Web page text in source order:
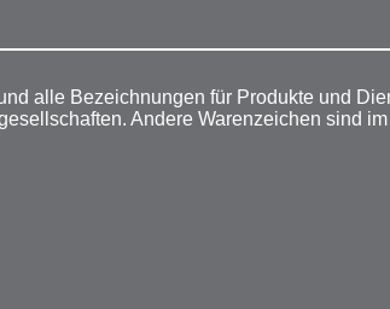
alle Bezeichnungen für Produkte und
Andere Warenzeichen sind